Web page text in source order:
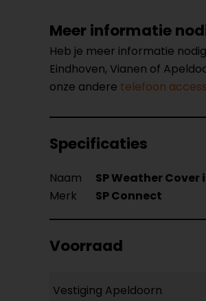
Meer informatie
Heb je meer informatie
Eindhoven, Vianen of
onze andere telefoon
Specificaties
Naam SP Weather Cover
Merk
SP Connect
Voorraad
Vestiging Apeldoorn